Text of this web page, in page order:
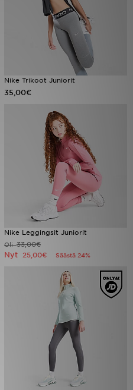
Nike Trikoot Juniorit
35,00€
Nike Leggingsit Juniorit
Oli33,00€
Nyt 25,00€ Säästä 24%